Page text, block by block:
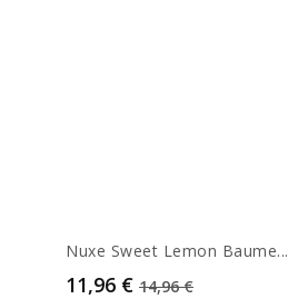
Nuxe Sweet Lemon Baume...
Prix
11,96 € Prix de base
14,96 €